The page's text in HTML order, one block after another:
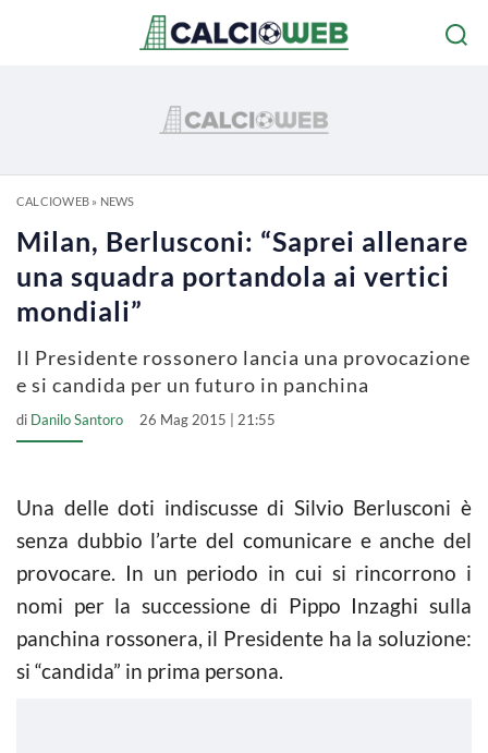
CALCIOWEB» NEWS
Milan, Berlusconi: “Saprei allenare
una squadra portandola ai vertici
mondiali”
Il Presidente rossonero lancia una provocazione
e si candida per un futuro in panchina
di Danilo Santoro 26 Mag 2015 | 21:55
Una delle doti indiscusse di Silvio Berlusconi è
senza dubbio l’arte del comunicare e anche del
provocare. In un periodo in cui si rincorrono i
nomi per la successione di Pippo Inzaghi sulla
panchina rossonera, il Presidente ha la soluzione:
si “candida” in prima persona.